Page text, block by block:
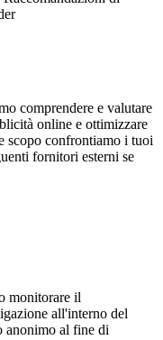
comprendere e valutare
online e ottimizzare
scopo confrontiamo i tuoi
fornitori esterni se
monitorare il
all'interno del
anonimo al fine di